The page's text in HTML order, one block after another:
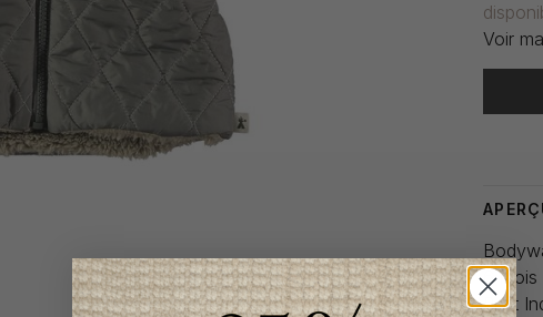
Voir
6 mois
Petit